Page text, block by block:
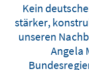
Kein
stärker,
unseren
Angela